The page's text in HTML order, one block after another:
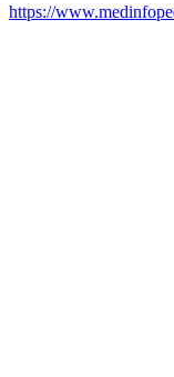
https://